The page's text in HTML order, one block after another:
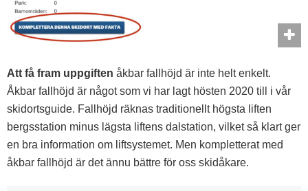
Att få fram uppgiften åkbar fallhöjd är inte helt enkelt.
Åkbar fallhöjd är något som vi har lagt hösten 2020 till i vår
skidortsguide. Fallhöjd räknas traditionellt högsta liften
bergsstation minus lägsta liftens dalstation, vilket så klart ger
en bra information om liftsystemet. Men kompletterat med
åkbar fallhöjd är det ännu bättre för oss skidåkare.